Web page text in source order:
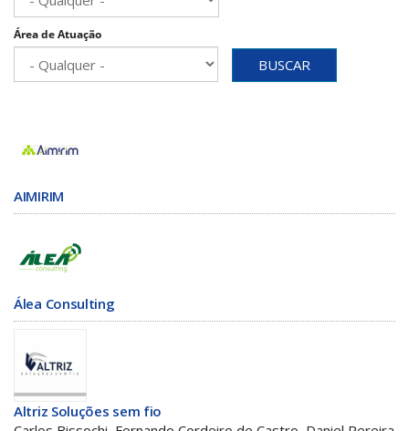
Área de Atuação
BUSCAR
AIMIRIM
Álea Consulting
Altriz Soluções sem fio